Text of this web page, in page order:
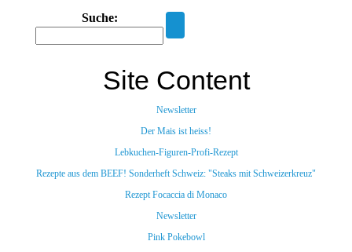
Suche:
Site Content
Newsletter
Der Mais ist heiss!
Lebkuchen-Figuren-Profi-Rezept
Rezepte aus dem BEEF! Sonderheft Schweiz: "Steaks mit Schweizerkreuz"
Rezept Focaccia di Monaco
Newsletter
Pink Pokebowl